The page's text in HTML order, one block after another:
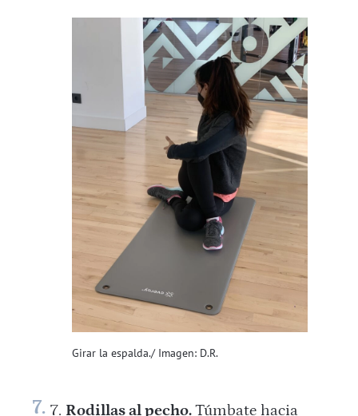
Girar la espalda./ Imagen: D.R.
Rodillas al pecho.Túmbate hacia